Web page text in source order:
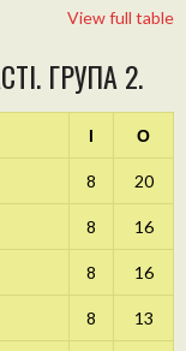
View full table
ГРУПА 2.
І О
8 20
8 16
8 16
8 13